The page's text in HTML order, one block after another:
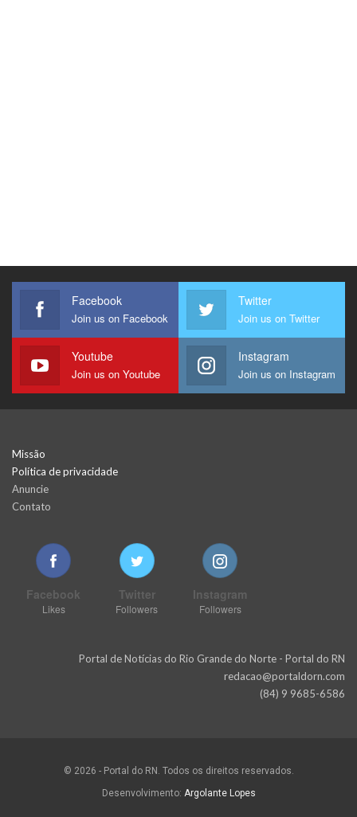
Facebook
Join us on Facebook
Twitter
Join us on Twitter
Youtube
Join us on Youtube
Instagram
Join us on Instagram
Missão
Política de privacidade
Anuncie
Contato
Facebook
Likes
Twitter
Followers
Instagram
Followers
Portal de Notícias do Rio Grande do Norte - Portal do RN
redacao@portaldorn.com
(84) 9 9685-6586
© 2026 - Portal do RN. Todos os direitos reservados.
Desenvolvimento: Argolante Lopes